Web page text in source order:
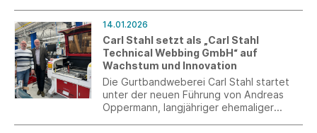
14.01.2026
Carl Stahl setzt als „Carl Stahl
Technical Webbing GmbH“ auf
Wachstum und Innovation
Die Gurtbandweberei Carl Stahl startet
unter der neuen Führung von Andreas
Oppermann, langjähriger ehemaliger